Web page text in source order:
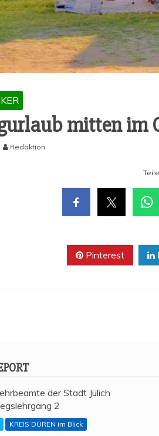
mit­ten im
Redaktion
Pinterest
KREIS DÜREN im Blick